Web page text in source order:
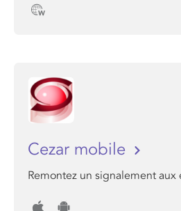
Cezar mobile
Remontez un signalement aux